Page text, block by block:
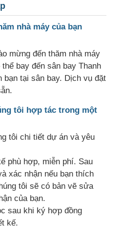
nhà máy của bạn
mừng đến thăm nhà máy
bay đến sân bay Thanh
bạn tại sân bay. Dịch vụ đặt
tôi hợp tác trong một
tôi chi tiết dự án và yêu
phù hợp, miễn phí. Sau
xác nhận nếu bạn thích
tôi sẽ có bản vẽ sửa
của bạn.
sau khi ký hợp đồng
kế.